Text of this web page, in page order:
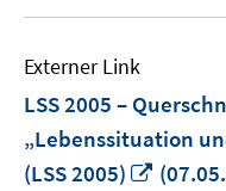
Externer Link
LSS 2005 –
„Lebenssituation
(LSS 2005)
In